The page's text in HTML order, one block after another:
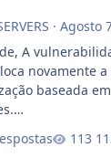
· Agosto
A
novamente
baseada